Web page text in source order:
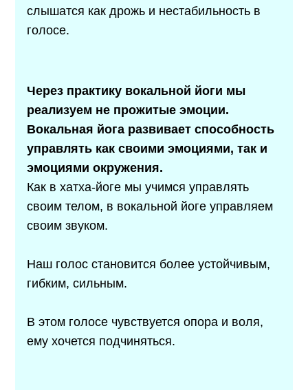
слышатся как дрожь и нестабильность в
голосе.
Через практику вокальной йоги мы
реализуем не прожитые эмоции.
Вокальная йога развивает способность
управлять как своими эмоциями, так и
эмоциями окружения.
Как в хатха-йоге мы учимся управлять
своим телом, в вокальной йоге управляем
своим звуком.
Наш голос становится более устойчивым,
гибким, сильным.
В этом голосе чувствуется опора и воля,
ему хочется подчиняться.